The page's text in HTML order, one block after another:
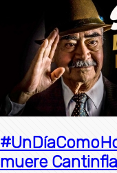
muere